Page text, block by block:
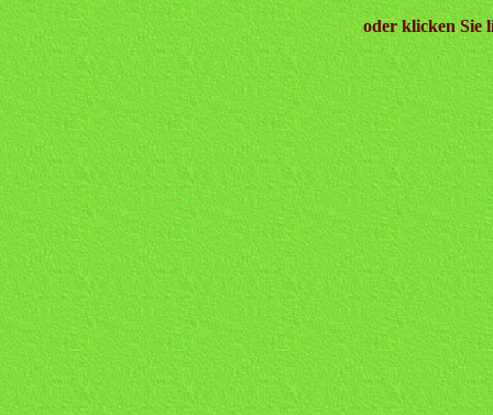
oder klicken Sie